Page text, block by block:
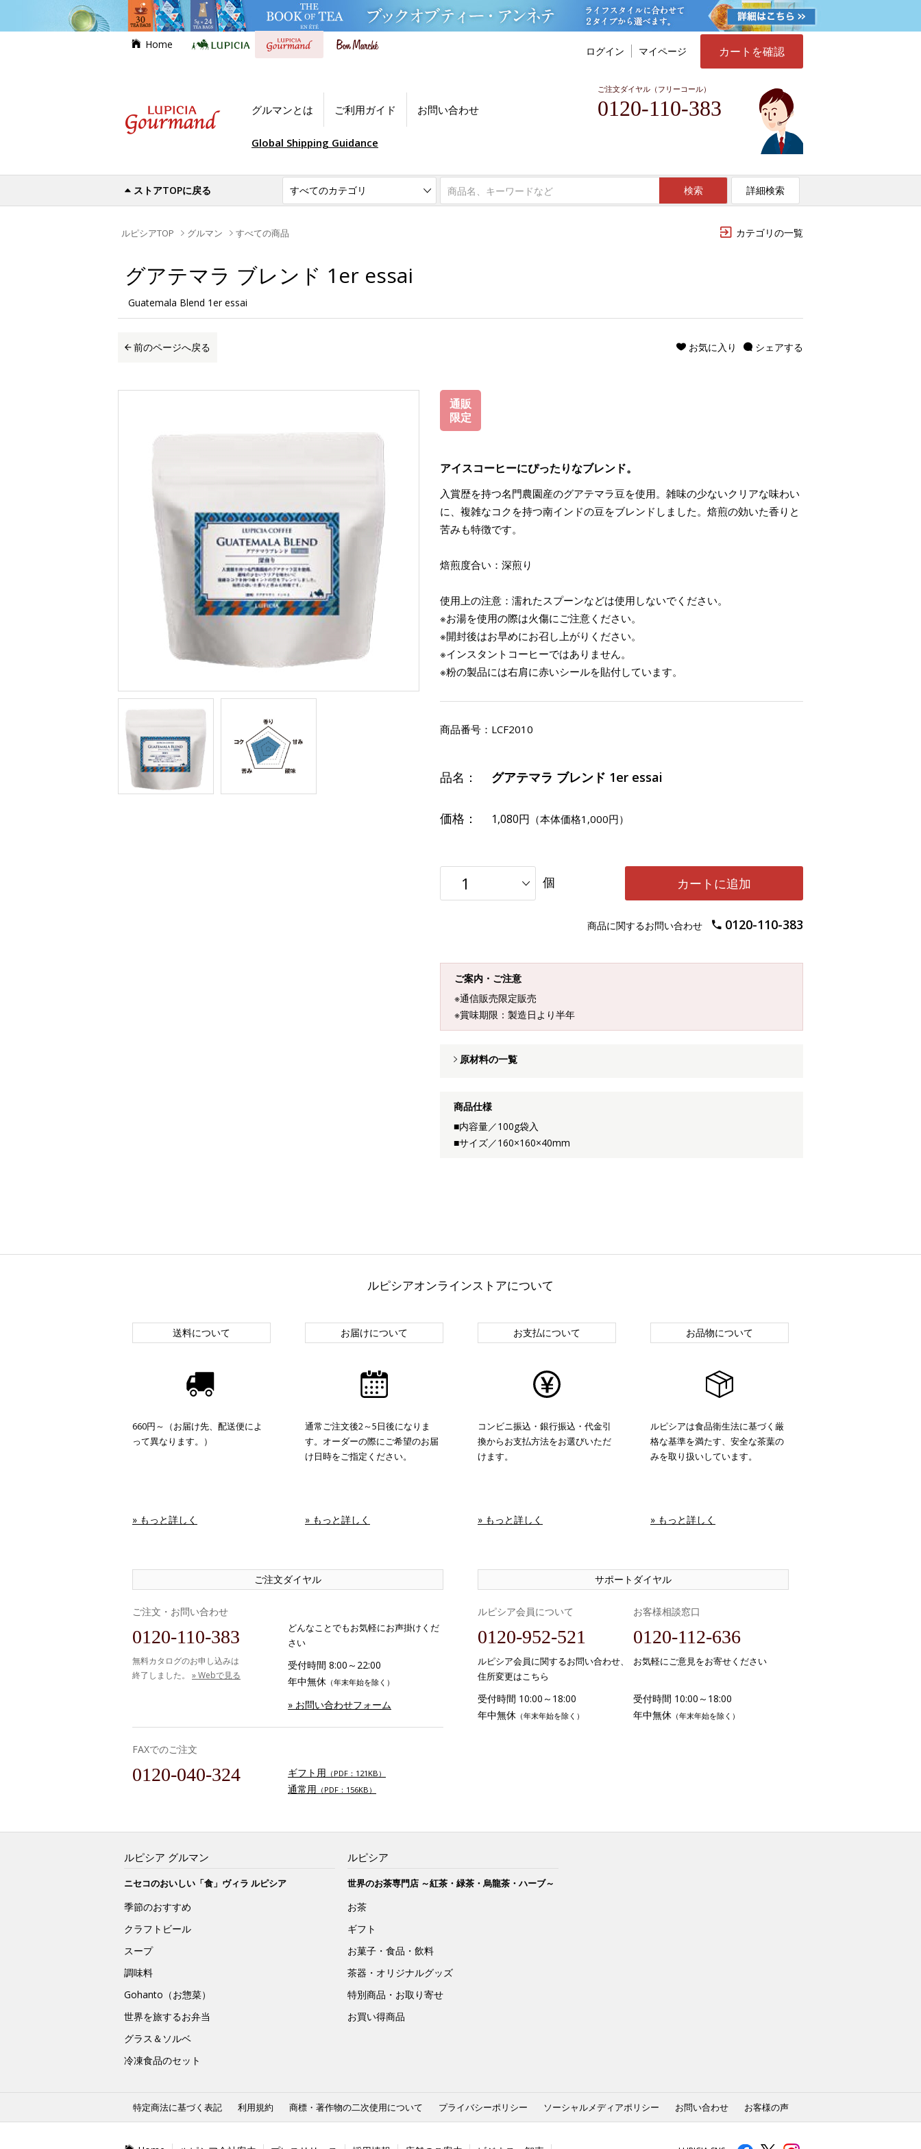
Home
ログイン マイページ カートを確認
グルマンとは ご利用ガイド お問い合わせ
ご注文ダイヤル（フリーコール）
0120-110-383
Global Shipping Guidance
ストアTOPに戻る 検索 詳細検索
カテゴリの一覧
ルピシアTOP グルマン すべての商品
グアテマラ ブレンド 1er essai
Guatemala Blend 1er essai
前のページへ戻る シェアする
お気に入り
通販
限定
アイスコーヒーにぴったりなブレンド。
入賞歴を持つ名門農園産のグアテマラ豆を使用。雑味の少ないクリアな味わい
に、複雑なコクを持つ南インドの豆をブレンドしました。焙煎の効いた香りと
苦みも特徴です。
焙煎度合い：深煎り
使用上の注意：濡れたスプーンなどは使用しないでください。
※お湯を使用の際は火傷にご注意ください。
※開封後はお早めにお召し上がりください。
※インスタントコーヒーではありません。
※粉の製品には右肩に赤いシールを貼付しています。
商品番号： LCF2010
品名： グアテマラ ブレンド 1er essai
価格： 1,080円 （本体価格1,000円）
個 カートに追加
商品に関するお問い合わせ 0120-110-383
ご案内・ご注意
※通信販売限定販売
※賞味期限：製造日より半年
原材料の一覧
商品仕様
■内容量／100g袋入
■サイズ／160×160×40mm
ルピシアオンラインストアについて
送料について
660円～（お届け先、配送便によ
って異なります。）
» もっと詳しく
お届けについて
通常ご注文後2～5日後になりま
す。オーダーの際にご希望のお届
け日時をご指定ください。
» もっと詳しく
お支払について
コンビニ振込・銀行振込・代金引
換からお支払方法をお選びいただ
けます。
» もっと詳しく
お品物について
ルピシアは食品衛生法に基づく厳
格な基準を満たす、安全な茶葉の
みを取り扱いしています。
» もっと詳しく
ご注文ダイヤル
ご注文・お問い合わせ
0120-110-383
無料カタログのお申し込みは
終了しました。 » Webで見る
どんなことでもお気軽にお声掛けくだ
さい
受付時間 8:00～22:00
年中無休 （年末年始を除く）
» お問い合わせフォーム
FAXでのご注文
0120-040-324 ギフト用 （PDF：121KB）
通常用 （PDF：156KB）
サポートダイヤル
ルピシア会員について
0120-952-521
ルピシア会員に関するお問い合わせ、
住所変更はこちら
受付時間 10:00～18:00
年中無休 （年末年始を除く）
お客様相談窓口
0120-112-636
お気軽にご意見をお寄せください
受付時間 10:00～18:00
年中無休 （年末年始を除く）
ルピシア グルマン
ニセコのおいしい「食」ヴィラ ルピシア
季節のおすすめ
クラフトビール
スープ
調味料
Gohanto（お惣菜）
世界を旅するお弁当
グラス＆ソルベ
冷凍食品のセット
ルピシア
世界のお茶専門店 ～紅茶・緑茶・烏龍茶・ハーブ～
お茶
ギフト
お菓子・食品・飲料
茶器・オリジナルグッズ
特別商品・お取り寄せ
お買い得商品
特定商法に基づく表記 利用規約 商標・著作物の二次使用について プライバシーポリシー ソーシャルメディアポリシー お問い合わせ お客様の声